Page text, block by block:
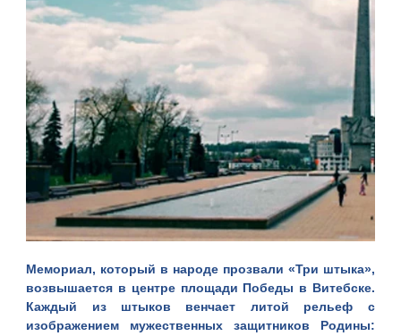
Мемориал, который в народе прозвали «Три штыка»,
возвышается в центре площади Победы в Витебске.
Каждый из штыков венчает литой рельеф с
изображением мужественных защитников Родины: